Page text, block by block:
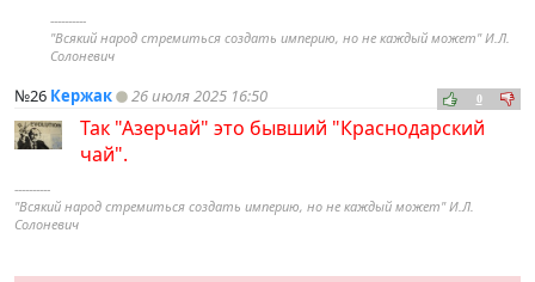
----------
"Всякий народ стремиться создать империю, но не каждый может" И.Л.
Солоневич
№26 Кержак 26 июля 2025 16:50 0
Так "Азерчай" это бывший "Краснодарский
чай".
----------
"Всякий народ стремиться создать империю, но не каждый может" И.Л.
Солоневич